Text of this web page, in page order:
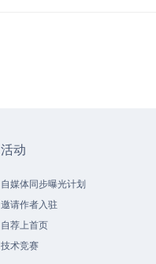
活动
自媒体同步曝光计划
邀请作者入驻
自荐上首页
技术竞赛